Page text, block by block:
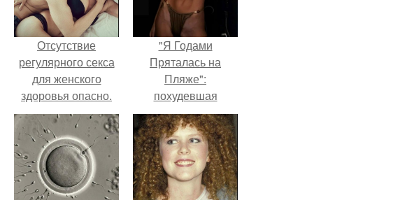
Отсутствие
регулярного секса
для женского
здоровья опасно.
"Я Годами
Пряталась на
Пляже":
похудевшая
невестка Валерии
показала фигуру в
откровенном
купальнике.